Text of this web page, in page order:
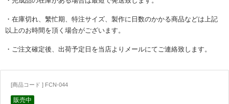
・在庫切れ、繁忙期、特注サイズ、製作に日数のかかる商品などは上記
以上のお時間を頂く場合がございます。
・ご注文確定後、出荷予定日を当店よりメールにてご連絡致します。
[商品コード ] FCN-044
販売中